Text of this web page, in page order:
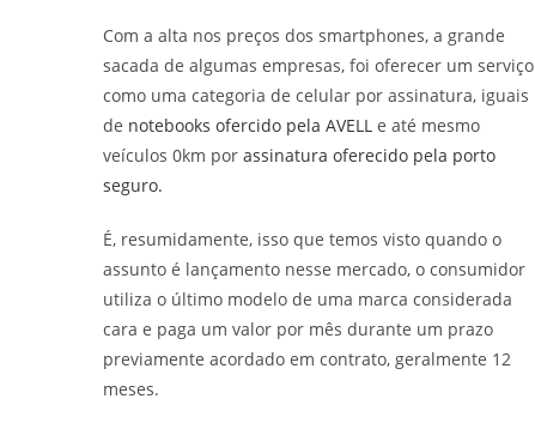
Com a alta nos preços dos smartphones, a grande
sacada de algumas empresas, foi oferecer um serviço
como uma categoria de celular por assinatura, iguais
de notebooks ofercido pela AVELLe até mesmo
veículos 0km por assinatura oferecido pela porto
seguro.
É, resumidamente, isso que temos visto quando o
assunto é lançamento nesse mercado, o consumidor
utiliza o último modelo de uma marca considerada
cara e paga um valor por mês durante um prazo
previamente acordado em contrato, geralmente 12
meses.